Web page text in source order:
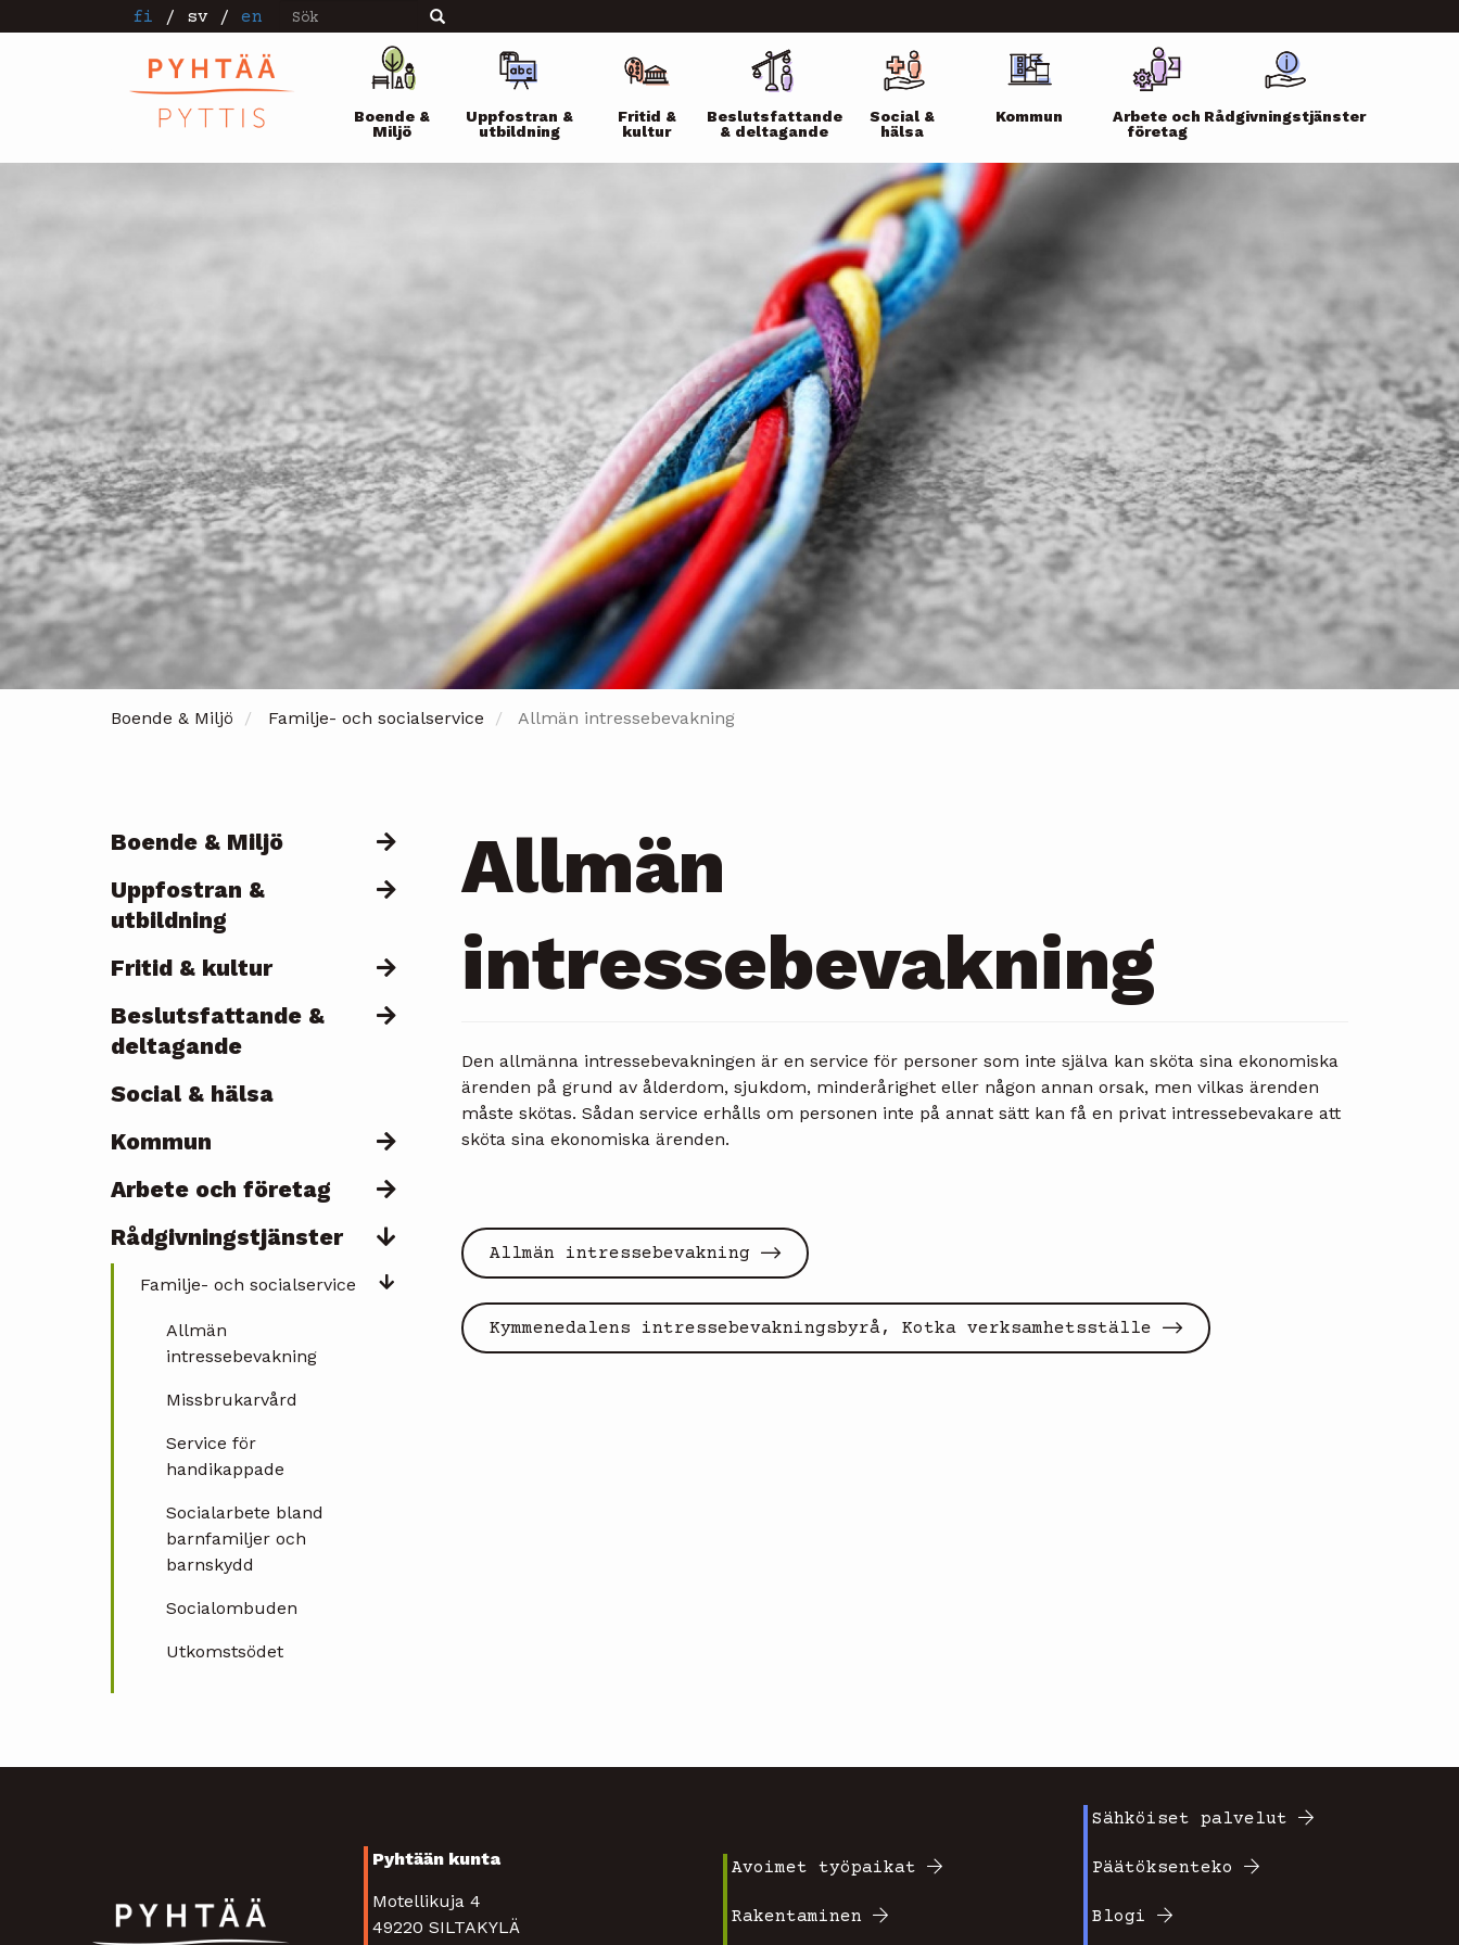
till
fi / sv / en Sök Sök
Päävalikko
Boende &
Miljö
Uppfostran &
utbildning
Fritid &
kultur
Beslutsfattande
& deltagande
Social &
hälsa
Kommun
Arbete och
företag
Rådgivningstjänster
Boende & Miljö Familje- och socialservice Allmän intressebevakning
Päävalikko
Boende & Miljö
Uppfostran &
utbildning
Fritid & kultur
Beslutsfattande &
deltagande
Social & hälsa
Kommun
Arbete och företag
Rådgivningstjänster
Familje- och socialservice
Allmän
intressebevakning
Missbrukarvård
Service för
handikappade
Socialarbete bland
barnfamiljer och
barnskydd
Socialombuden
Utkomstsödet
Allmän
intressebevakning
Den allmänna intressebevakningen är en service för personer som inte själva kan sköta sina ekonomiska
ärenden på grund av ålderdom, sjukdom, minderårighet eller någon annan orsak, men vilkas ärenden
måste skötas. Sådan service erhålls om personen inte på annat sätt kan få en privat intressebevakare att
sköta sina ekonomiska ärenden.
All­män in­tres­se­be­vak­ning
Kymmenedalens intressebevakningsbyrå, Kotka verksamhetsställe
Pyhtään kunta
Motellikuja 4
49220 SILTAKYLÄ
Footer
Avoimet työpaikat
Rakentaminen
Footer
valikko
Sähköiset palvelut
Päätöksenteko
Blogi